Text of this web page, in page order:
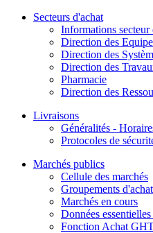
Secteurs d'achat
Informations secteur
Direction des
Direction des
Direction des
Pharmacie
Direction des
Livraisons
Généralités -
Protocoles de
Marchés publics
Cellule des marchés
Groupements
Marchés en cours
Données
Fonction Achat